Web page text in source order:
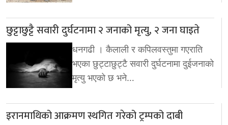
छुट्टाछुट्टै सवारी दुर्घटनामा २ जनाको मृत्यु, २ जना घाइते
धनगढी । कैलाली र कपिलवस्तुमा गएराति
भएका छुट्टाछुट्टै सवारी दुर्घटनामा दुईजनाको
मृत्यु भएको छ भने…
इरानमाथिको आक्रमण स्थगित गरेको ट्रम्पको दाबी